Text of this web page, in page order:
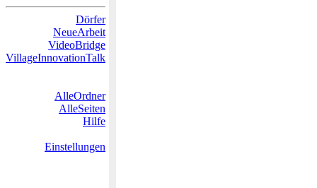
Dörfer
NeueArbeit
VideoBridge
VillageInnovationTalk
AlleOrdner
AlleSeiten
Hilfe
Einstellungen